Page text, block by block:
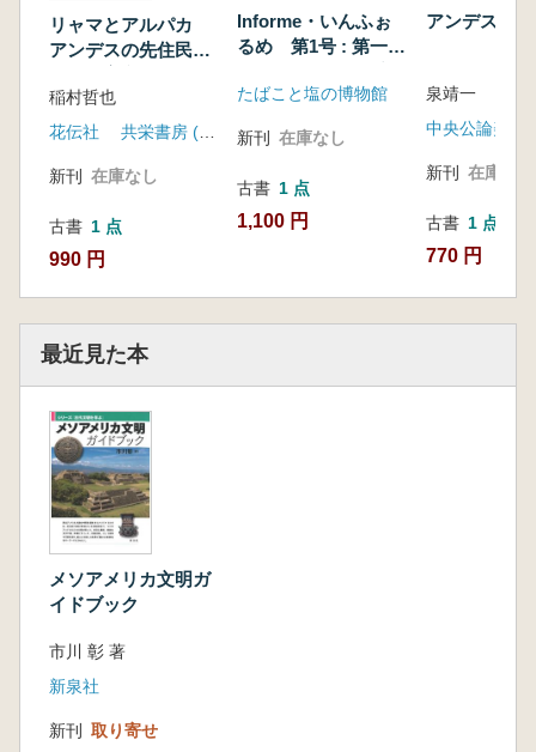
リャマとアルパカ
アンデスの先住民社
稲村哲也
新刊 在庫なし
古書 1 点
990 円
Informe・いんふぉ
るめ 第1号 : 第一次
査報告
たばこと塩の博物館
新刊 在庫なし
古書 1 点
1,100 円
アンデスの
泉靖一
中央公論美術
新刊 在庫なし
古書 1 点
770 円
最近見た本
メソアメリカ文明ガ
イドブック
市川 彰 著
新泉社
新刊 取り寄せ